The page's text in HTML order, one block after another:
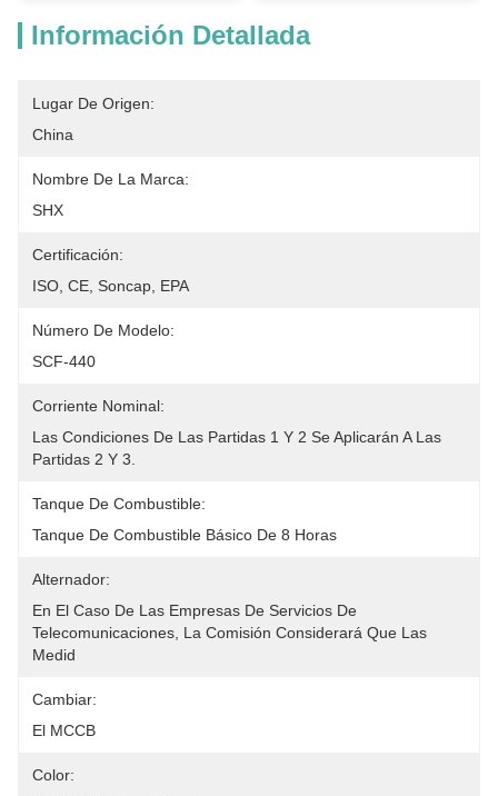
Información Detallada
Lugar De Origen:
China
Nombre De La Marca:
SHX
Certificación:
ISO, CE, Soncap, EPA
Número De Modelo:
SCF-440
Corriente Nominal:
Las Condiciones De Las Partidas 1 Y 2 Se Aplicarán A Las
Partidas 2 Y 3.
Tanque De Combustible:
Tanque De Combustible Básico De 8 Horas
Alternador:
En El Caso De Las Empresas De Servicios De
Telecomunicaciones, La Comisión Considerará Que Las
Medid
Cambiar:
El MCCB
Color: